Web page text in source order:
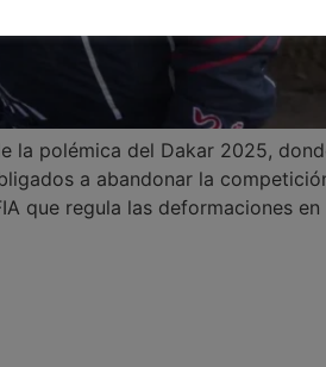
la polémica del Dakar 2025,
a abandonar la
que regula las deformaciones